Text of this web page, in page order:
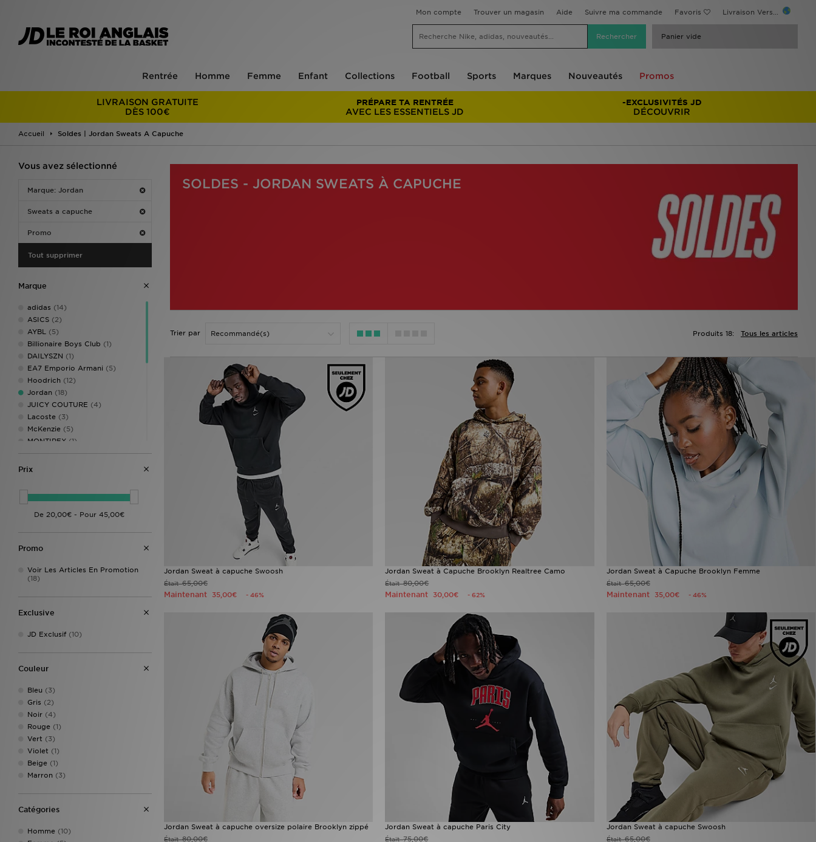
Mon compte Trouver un magasin Aide Suivre ma commande Favoris Livraison Vers...
Panier vide
Rentrée Homme Femme Enfant Collections Football Sports Marques Nouveautés Promos
LIVRAISON GRATUITE
DÈS 100€
PRÉPARE TA RENTRÉE
AVEC LES ESSENTIELS JD
-EXCLUSIVITÉS JD
DÉCOUVRIR
Accueil Soldes | Jordan Sweats A Capuche
Vous avez sélectionné
Marque: Jordan
Sweats a capuche
Promo
Tout supprimer
Marque
adidas (14)
ASICS (2)
AYBL (5)
Billionaire Boys Club (1)
DAILYSZN (1)
EA7 Emporio Armani (5)
Hoodrich (12)
Jordan (18)
JUICY COUTURE (4)
Lacoste (3)
McKenzie (5)
MONTIREX (1)
Napapijri(8)
New Balance
Nike
On Running(1)
PUMA(5)
Technicals
Tommy Hilfiger(1)
Unlike Humans(18)
Vans(3)
Prix
Promo
Voir Les Articles En Promotion
(18)
Exclusive
JD Exclusif (10)
Couleur
Bleu (3)
Gris (2)
Noir (4)
Rouge (1)
Vert (3)
Violet (1)
Beige (1)
Marron (3)
Catégories
Homme (10)
SOLDES - JORDAN SWEATS À CAPUCHE
Trier par Tous les articles
Produits 18:
Jordan Sweat à capuche Swoosh
Était65,00€
Maintenant 35,00€ - 46%
Jordan Sweat à Capuche Brooklyn Realtree Camo
Était80,00€
Maintenant 30,00€ - 62%
Jordan Sweat à Capuche Brooklyn Femme
Était65,00€
Maintenant 35,00€ - 46%
Jordan Sweat à capuche oversize polaire Brooklyn zippé
Était80,00€
Jordan Sweat à capuche Paris City
Était75,00€
Jordan Sweat à capuche Swoosh
Était65,00€